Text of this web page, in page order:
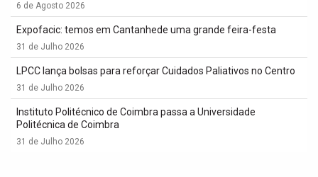
6 de Agosto 2026
Expofacic: temos em Cantanhede uma grande feira-festa
31 de Julho 2026
LPCC lança bolsas para reforçar Cuidados Paliativos no Centro
31 de Julho 2026
Instituto Politécnico de Coimbra passa a Universidade
Politécnica de Coimbra
31 de Julho 2026